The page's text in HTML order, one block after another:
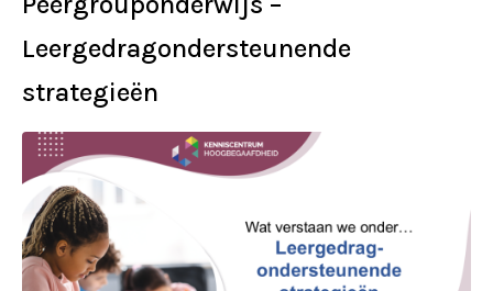
Leergedragondersteunende
strategieën